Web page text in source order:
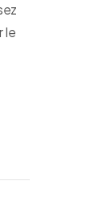
le